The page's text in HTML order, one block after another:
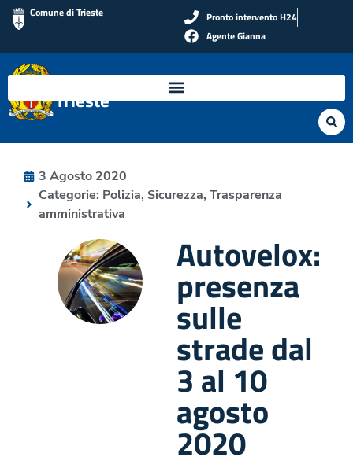
Comune di Trieste
Pronto intervento H24
Agente Gianna
Polizia Locale di
Trieste
3 Agosto 2020
Categorie: Polizia, Sicurezza, Trasparenza
amministrativa
Autovelox:
presenza
sulle
strade dal
3 al 10
agosto
2020